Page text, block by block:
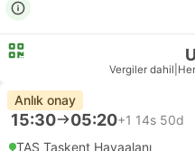
Vergiler dahil
Anlık onay
15:30 05:20+1 14s 50d
TAS Taşkent Havaalanı